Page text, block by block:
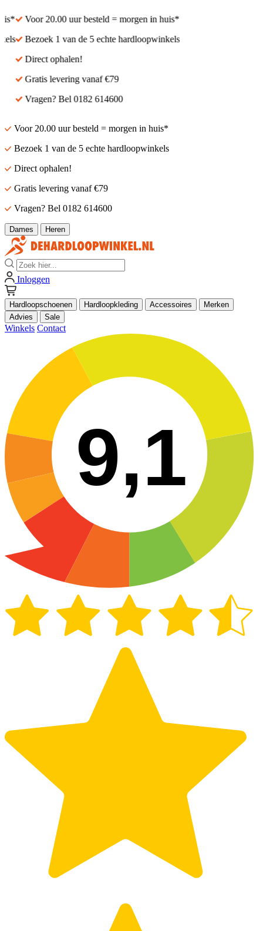
Voor 20.00 uur besteld = morgen in huis*
Bezoek 1 van de 5 echte hardloopwinkels
Direct ophalen!
Gratis levering vanaf €79
Vragen? Bel 0182 614600
Voor 20.00 uur besteld = morgen in huis*
Bezoek 1 van de 5 echte hardloopwinkels
Direct ophalen!
Gratis levering vanaf €79
Vragen? Bel 0182 614600
Dames Heren
Zoek
Inloggen
Hardloopschoenen Hardloopkleding Accessoires
Merken
Advies
Sale
Winkels Contact
9,1